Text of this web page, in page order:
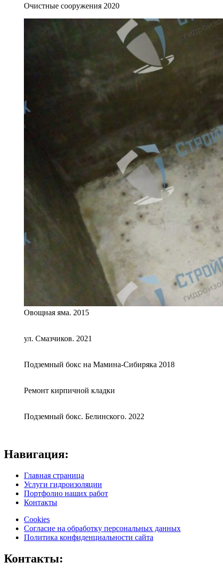
Очистные сооружения 2020
Овощная яма. 2015
ул. Смазчиков. 2021
Подземный бокс на Мамина-Сибиряка 2018
Ремонт кирпичной кладки
Подземный бокс. Белинского. 2022
Навигация:
Главная страница
Услуги гидроизоляции
Портфолио наших работ
Контакты
Cookies
Согласие на обработку персональных данных
Политика конфиденциальности сайта
Контакты: